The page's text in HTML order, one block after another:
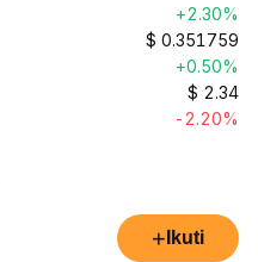
+2.30%
$ 0.351759
+0.50%
$ 2.34
-2.20%
+ Ikuti